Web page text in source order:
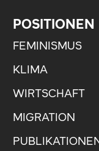
POSITIONEN
FEMINISMUS
KLIMA
WIRTSCHAFT
MIGRATION